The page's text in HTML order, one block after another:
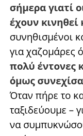
σήμερα γιατί
έχουν κινηθεί
συνηθισμένοι
για χαζομάρες
πολύ έντονες
όμως
Όταν πήρε το
ταξιδεύουμε –
να